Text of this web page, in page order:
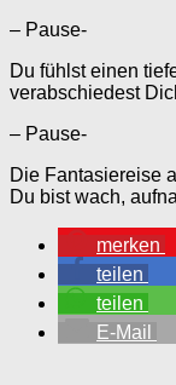
– Pause-
Du fühlst einen
verabschiedest
– Pause-
Die Fantasiereise
Du bist wach,
merken
teilen
teilen
E-Mail